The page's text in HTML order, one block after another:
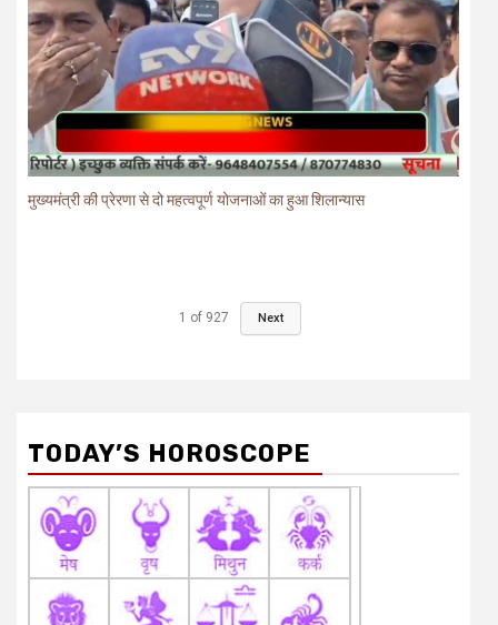
मुख्यमंत्री की प्रेरणा से दो महत्वपूर्ण योजनाओं का हुआ शिलान्यास
1 of 927 Next
TODAY’S HOROSCOPE